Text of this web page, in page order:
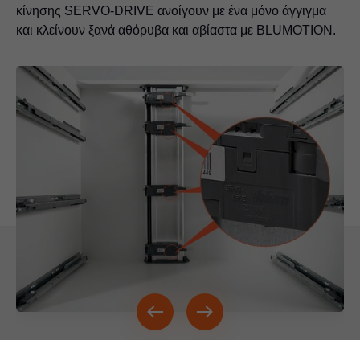
κίνησης SERVO-DRIVE ανοίγουν με ένα μόνο άγγιγμα
και κλείνουν ξανά αθόρυβα και αβίαστα με BLUMOTION.